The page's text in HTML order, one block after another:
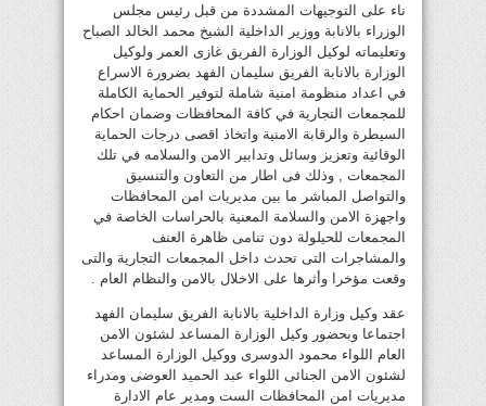
ناء على التوجيهات المشددة من قبل رئيس مجلس
الوزراء بالانابة ووزير الداخلية الشيخ محمد الخالد الصباح
وتعليماته لوكيل الوزارة الفريق غازى العمر ولوكيل
الوزارة بالانابة الفريق سليمان الفهد بضرورة الاسراع
في اعداد منظومة امنية شاملة لتوفير الحماية الكاملة
للمجمعات التجارية في كافة المحافظات وضمان احكام
السيطرة والرقابة الامنية واتخاذ اقصى درجات الحماية
الوقائية وتعزيز وسائل وتدابير الامن والسلامه في تلك
المجمعات , وذلك فى اطار من التعاون والتنسيق
والتواصل المباشر ما بين مديريات امن المحافظات
واجهزة الامن والسلامة المعنية بالحراسات الخاصة في
المجمعات للحيلولة دون تنامى ظاهرة العنف
والمشاجرات التى تحدث داخل المجمعات التجارية والتى
وقعت مؤخرا وأثرها على الاخلال بالامن والنظام العام .
عقد وكيل وزارة الداخلية بالانابة الفريق سليمان الفهد
اجتماعا وبحضور وكيل الوزارة المساعد لشئون الامن
العام اللواء محمود الدوسرى ووكيل الوزارة المساعد
لشئون الامن الجنائى اللواء عبد الحميد العوضى ومدراء
مديريات امن المحافظات الست ومدير عام الادارة